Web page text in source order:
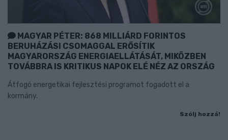
MAGYAR PÉTER: 868 MILLIÁRD FORINTOS
BERUHÁZÁSI CSOMAGGAL ERŐSÍTIK
MAGYARORSZÁG ENERGIAELLÁTÁSÁT, MIKÖZBEN
TOVÁBBRA IS KRITIKUS NAPOK ELÉ NÉZ AZ ORSZÁG
Átfogó energetikai fejlesztési programot fogadott el a
kormány.
Szólj hozzá!